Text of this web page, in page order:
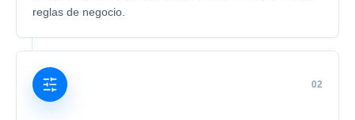
reglas de negocio.
02